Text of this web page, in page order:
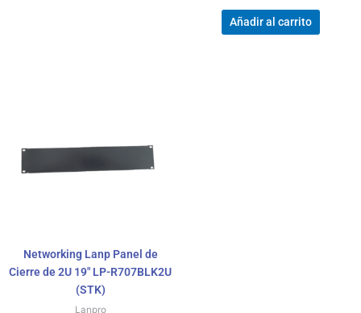
Añadir al carrito
Networking Lanp Panel de
Cierre de 2U 19″ LP-R707BLK2U
(STK)
Lanpro